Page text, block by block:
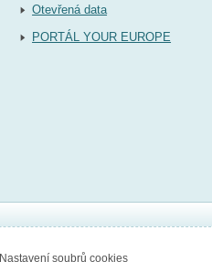
Otevřená data
PORTÁL YOUR EUROPE
Nastavení soubrů cookies